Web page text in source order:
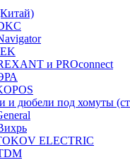
и PROconnect
и дюбели под хомуты
ELECTRIC